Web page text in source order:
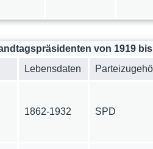
von 1919 bis
Lebensdaten
1862-1932 SPD